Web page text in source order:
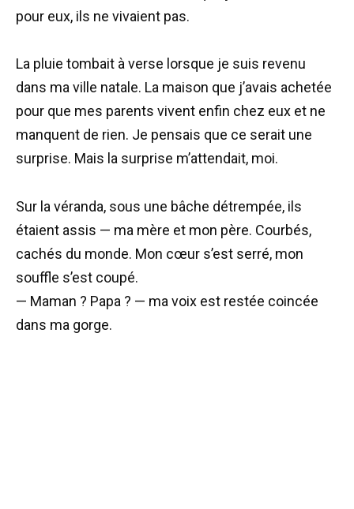
pour eux, ils ne vivaient pas.
La pluie tombait à verse lorsque je suis revenu
dans ma ville natale. La maison que j’avais achetée
pour que mes parents vivent enfin chez eux et ne
manquent de rien. Je pensais que ce serait une
surprise. Mais la surprise m’attendait, moi.
Sur la véranda, sous une bâche détrempée, ils
étaient assis — ma mère et mon père. Courbés,
cachés du monde. Mon cœur s’est serré, mon
souffle s’est coupé.
— Maman ? Papa ? — ma voix est restée coincée
dans ma gorge.